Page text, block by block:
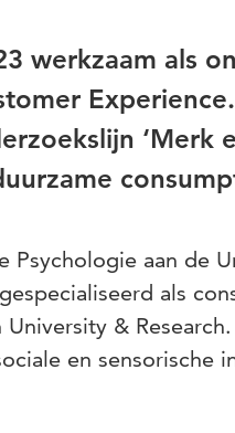
werkzaam als
‘Merk
Psychologie aan de
als
University &
en sensorische